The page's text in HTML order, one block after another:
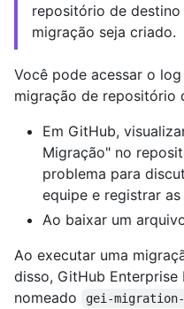
repositório de
migração seja criado.
Você pode acessar o
migração de repositório
Em GitHub,
Migração" no
problema para
equipe e registrar as
Ao baixar um
Ao executar uma
disso, GitHub
nomeado
gei-